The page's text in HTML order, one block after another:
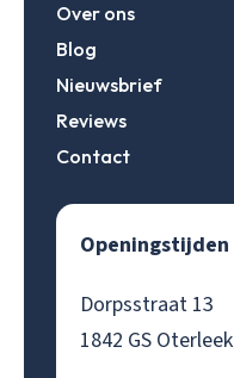
Over ons
Blog
Nieuwsbrief
Reviews
Contact
Openingstijden
Dorpsstraat 13
1842 GS Oterleek